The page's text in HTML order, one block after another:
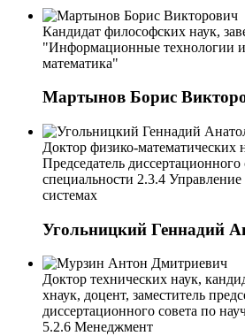
Кандидат философских наук,
"Информационные технологии
математика"
Мартынов Борис
Доктор физико-математических
Председатель
специальности 2.3.4
системах
Угольницкий Геннадий
Доктор технических наук,
хнаук, доцент, заместитель
диссертационного совета по
5.2.6 Менеджмент